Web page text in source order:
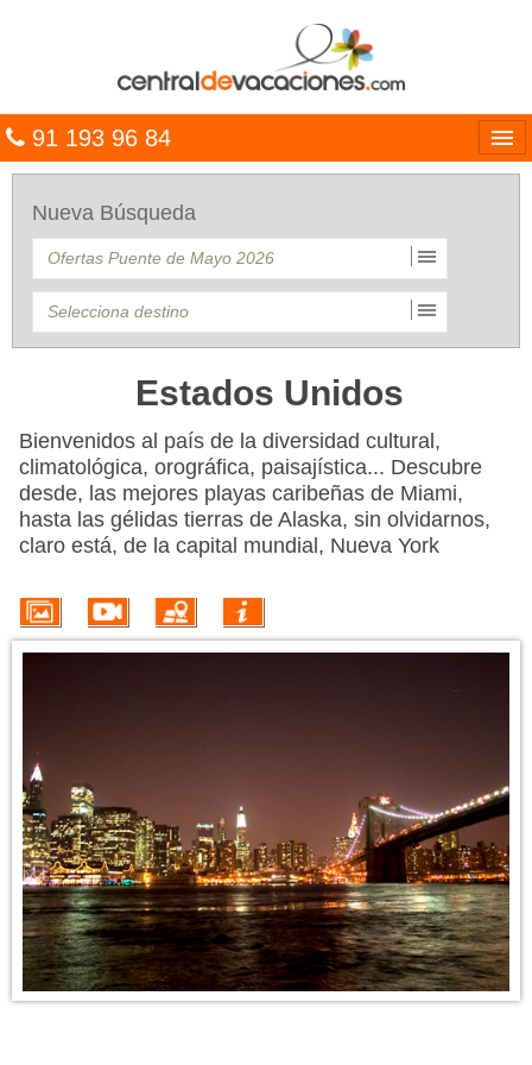
91 193 96 84
MULTIDESTINO
VACACIONES
CARIBE
OFERTAS
VUELO + HOTEL
CRUCEROS
TRIP PLANNER
Nueva Búsqueda
Estados Unidos
Bienvenidos al país de la diversidad cultural,
climatológica, orográfica, paisajística... Descubre
desde, las mejores playas caribeñas de Miami,
hasta las gélidas tierras de Alaska, sin olvidarnos,
claro está, de la capital mundial, Nueva York